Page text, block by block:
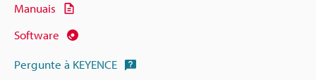
Manuais
Software
Pergunte à KEYENCE